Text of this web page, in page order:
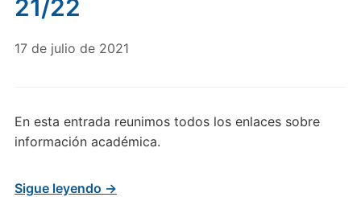
21/22
17 de julio de 2021
En esta entrada reunimos todos los enlaces sobre
información académica.
Sigue leyendo →